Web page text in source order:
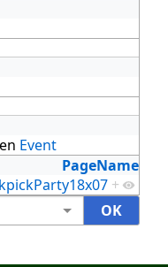
en Event
PageName
+